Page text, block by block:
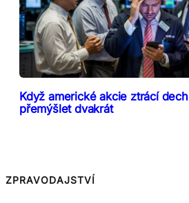
Když americké akcie ztrácí
přemýšlet dvakrát
ZPRAVODAJSTVÍ